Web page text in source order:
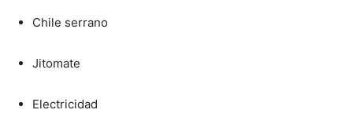
Chile serrano
Jitomate
Electricidad